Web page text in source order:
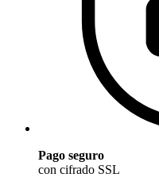
Pago seguro
con cifrado SSL